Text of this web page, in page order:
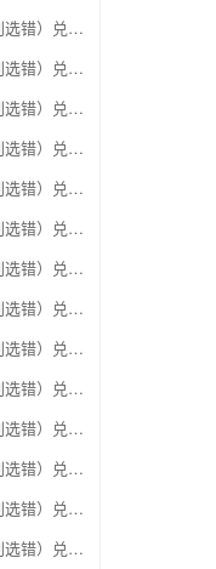
联通充值卡（面值千万别选错）兑换大众E卡通
联通充值卡（面值千万别选错）兑换杭州市民卡
联通充值卡（面值千万别选错）兑换驴妈妈礼品卡
联通充值卡（面值千万别选错）兑换永辉超市卡（限实体卡）
联通充值卡（面值千万别选错）兑换中百超市购物卡
联通充值卡（面值千万别选错）兑换爱奇艺会员激活码
联通充值卡（面值千万别选错）兑换腾讯视频会员激活码
联通充值卡（面值千万别选错）兑换优酷会员激活码
联通充值卡（面值千万别选错）兑换搜狐视频
联通充值卡（面值千万别选错）兑换芒果TV
联通充值卡（面值千万别选错）兑换QQ音乐
联通充值卡（面值千万别选错）兑换酷狗音乐
联通充值卡（面值千万别选错）兑换周黑鸭
联通充值卡（面值千万别选错）兑换一号店礼品卡